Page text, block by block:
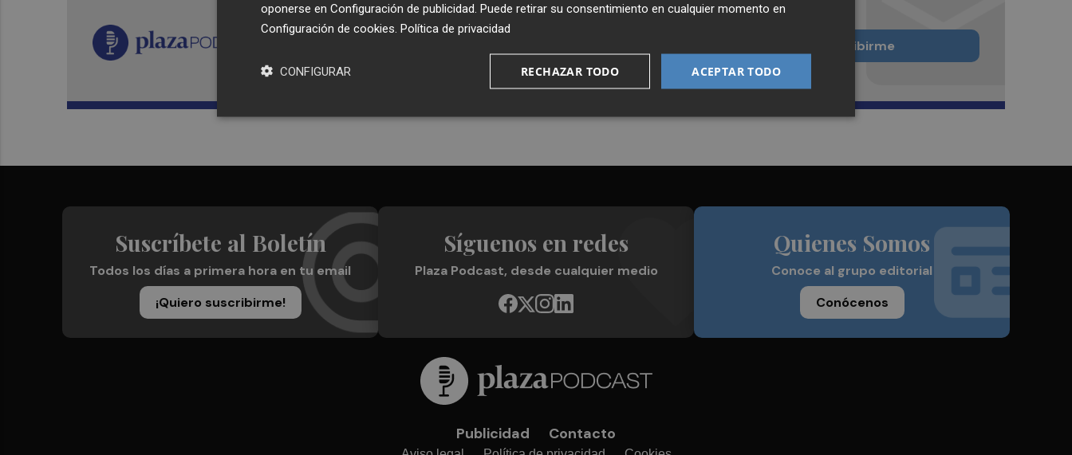
Recibe toda la actualidad de
Plaza Podcast en tu correo
Quiero suscribirme
Suscríbete al Boletín
Todos los días a primera hora en tu email
¡Quiero suscribirme!
Síguenos en redes
Plaza Podcast, desde cualquier medio
Quienes Somos
Conoce al grupo editorial
Conócenos
Publicidad Contacto
oponerse en Configuración de publicidad . Puede retirar su consentimiento en cualquier momento en
Configuración de cookies Política de privacidad
ACEPTAR TODO
RECHAZAR TODO
CONFIGURAR